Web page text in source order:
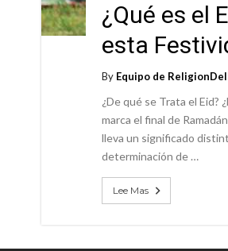
¿Qué es el
esta
By Equipo de
¿De qué se Trata el Eid?
marca el final de
lleva un significado
determinación de …
Lee Mas